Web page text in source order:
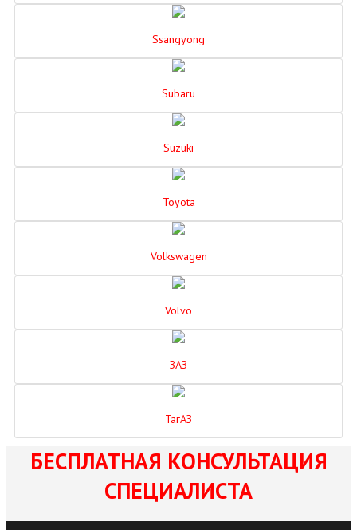
Ssangyong
Subaru
Suzuki
Toyota
Volkswagen
Volvo
ЗАЗ
ТагАЗ
БЕСПЛАТНАЯ КОНСУЛЬТАЦИЯ
СПЕЦИАЛИСТА